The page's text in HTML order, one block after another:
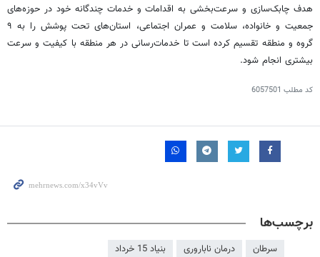
هدف چابک‌سازی و سرعت‌بخشی به اقدامات و خدمات چندگانه خود در حوزه‌های
جمعیت و خانواده، سلامت و عمران اجتماعی، استان‌های تحت پوشش را به ۹
گروه و منطقه تقسیم کرده است تا خدمات‌رسانی در هر منطقه با کیفیت و سرعت
بیشتری انجام شود.
کد مطلب 6057501
برچسب‌ها
سرطان درمان ناباروری بنیاد 15 خرداد